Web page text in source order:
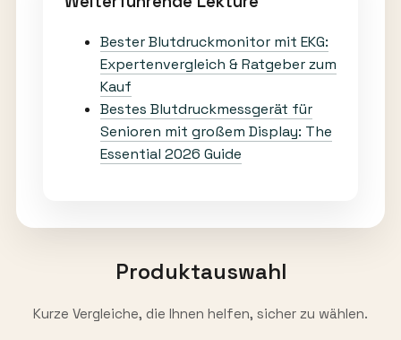
Bester Blutdruckmonitor mit EKG:
Expertenvergleich & Ratgeber zum
Kauf
Bestes Blutdruckmessgerät für
Senioren mit großem Display: The
Essential 2026 Guide
Produktauswahl
Kurze Vergleiche, die Ihnen helfen, sicher zu wählen.